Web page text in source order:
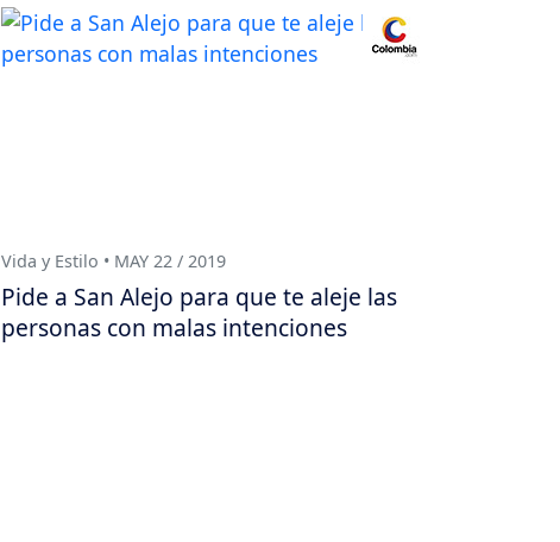
Vida y Estilo • MAY 22 / 2019
Pide a San Alejo para que te aleje las
personas con malas intenciones